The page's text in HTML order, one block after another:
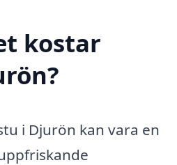
kostar
i Djurön kan vara en